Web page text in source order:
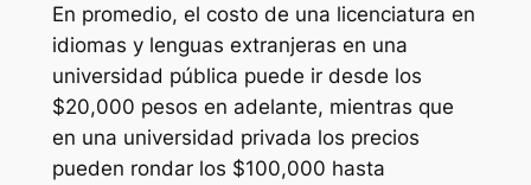
En promedio, el costo de una licenciatura en
idiomas y lenguas extranjeras en una
universidad pública puede ir desde los
$20,000 pesos en adelante, mientras que
en una universidad privada los precios
pueden rondar los $100,000 hasta